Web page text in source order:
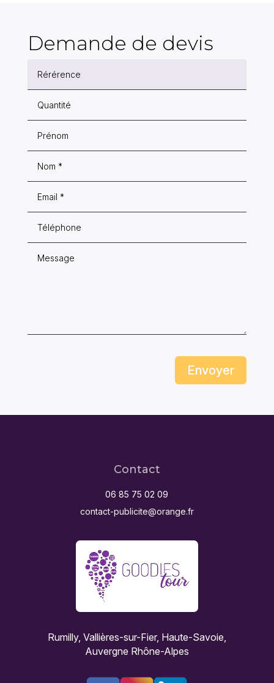
Demande de devis
Envoyer
Contact
06 85 75 02 09
contact-publicite@orange.fr
Rumilly, Vallières-sur-Fier, Haute-Savoie,
Auvergne Rhône-Alpes